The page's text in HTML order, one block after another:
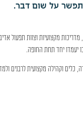
על שום דבר.
מקצועיות וצוות תפעול
יעמדו יחד תחת החופה.
וקהילה מקצועית לרבנים